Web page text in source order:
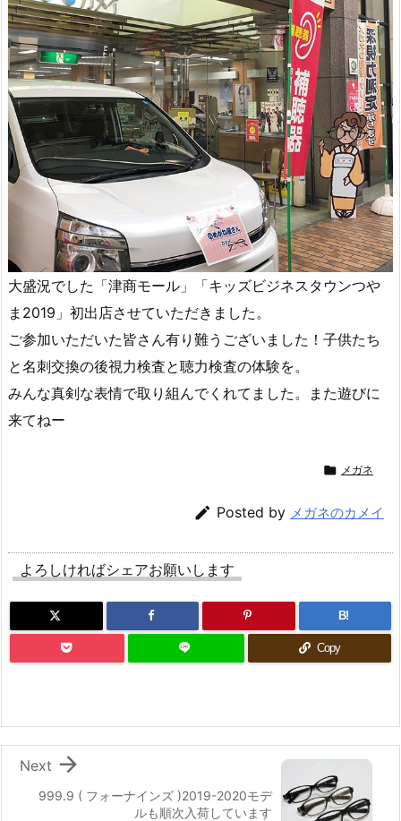
大盛況でした「津商モール」「キッズビジネスタウンつや
ま2019」初出店させていただきました。
ご参加いただいた皆さん有り難うございました！子供たち
と名刺交換の後視力検査と聴力検査の体験を。
みんな真剣な表情で取り組んでくれてました。また遊びに
来てねー
 メガネ
 Posted by メガネのカメイ
よろしければシェアお願いします
B!
Copy
999.9 ( フォーナインズ )2019-2020モデ
ルも順次入荷しています

Next